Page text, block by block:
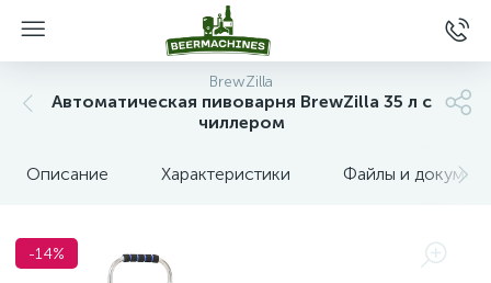
BrewZilla
Автоматическая пивоварня BrewZilla 35 л с
чиллером
Описание Характеристики Файлы и
-14%